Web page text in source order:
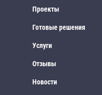
Проекты
Готовые решения
Услуги
Отзывы
Новости